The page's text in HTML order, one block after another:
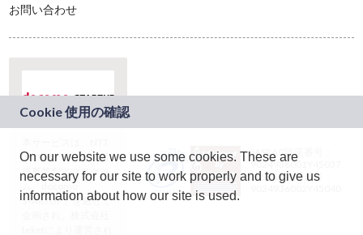
お問い合わせ
ドコモグループの新
規事業創出プログラ
ム「docomo
STARTUP」を通じて
JASRAC許諾番号：
9024936001Y45037
JASRAC許諾番号：
On our website we use some cookies. These are
necessary for our site to work properly and to give us
information about how our site is used.